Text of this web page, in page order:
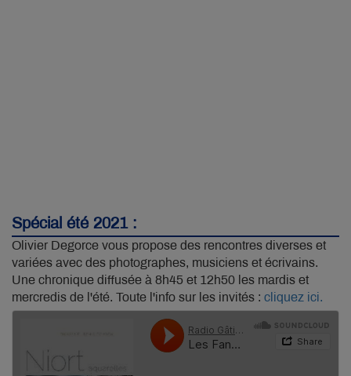
Spécial été 2021 :
Olivier Degorce vous propose des rencontres diverses et
variées avec des photographes, musiciens et écrivains.
Une chronique diffusée à 8h45 et 12h50 les mardis et
mercredis de l'été. Toute l'info sur les invités : cliquez ici.